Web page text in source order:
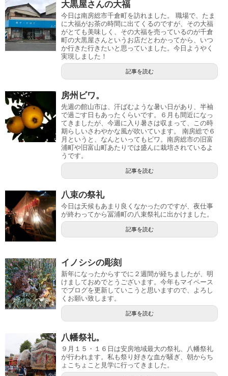
大黒屋さんの大福
今日は南房総市千倉町を訪れました。 職場で、たま
に大福がお茶の時間に出てくるのですが、その大福
がとても美味しく、その大福を売っているのが千倉
町の大黒屋さんというお店だとわかってから、いつ
か行きた行きたいと思っていました。今日ようやく
実現しました！
記事を読む
房州ビワ。
先週の館山市は、汗ばむような暑い日があり、半袖
で過ごす日もあったくらいです。６月も間近になっ
てきましたが、今週に入り暑さは収まって、この時
期らしいさわやかな風が吹いています。 南房総で６
月というと、なんといってもビワ。南房総市の旧富
浦町や旧富山町あたりでは盛んに栽培されているよ
うです。
記事を読む
八束の祭礼
今日は天候もあまり良くなかったのですが、夜仕事
が終わってから冨浦町の八束祭礼に出かけました。
記事を読む
イノシシの彫刻
新年になったからすでに２週間が経ちましたが、明
けましておめでとうございます。今年もマイペース
でブログを更新していこうと思いますので、よろし
くお願い致します。
記事を読む
八幡祭礼。
９月１５・１６日は安房地域最大の祭礼、八幡祭礼
が行われます。私も祭り好きな血が騒ぎ、朝からち
ょこちょこと見学に行ってきました。